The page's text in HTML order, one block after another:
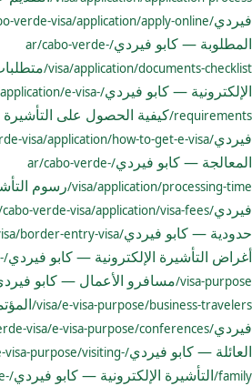
فيردي/ar/cabo-verde-visa/application/apply-online/
المطلوبة — كابو فيردي /ar/cabo-verde-
visa/application/documents-checklist/
الإلكترونية — كابو فيردي e-visa-
requirements/ كيفية الحصول على التأشيرة
فيردي/ar/cabo-verde-visa/application/how-to-get-e-visa/
المعالجة — كابو فيردي /ar/cabo-verde-
visa/application/processing-time/ رسوم
فيردي/ar/cabo-verde-visa/application/visa-fees/
حدودية — كابو فيردي/ar/cabo-verde-visa/border-entry-visa/
أغراض التأشيرة الإلكترونية — كابو فيردي
visa-purpose/ مسافرو الأعمال — كابو
visa/e-visa-purpose/business-travelers/
فيردي/ar/cabo-verde-visa/e-visa-purpose/conferences/
العائلة — كابو فيردي visa-purpose/visiting-
family/ التأشيرة الإلكترونية — كابو فيردي